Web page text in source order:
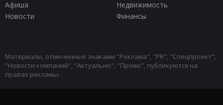
Афиша
Недвижимость
Новости
Финансы
Материалы, отмеченные знаками "Реклама", "PR", "Спецпроект",
"Новости компаний", "Актуально", "Промо", публикуются на
правах рекламы.